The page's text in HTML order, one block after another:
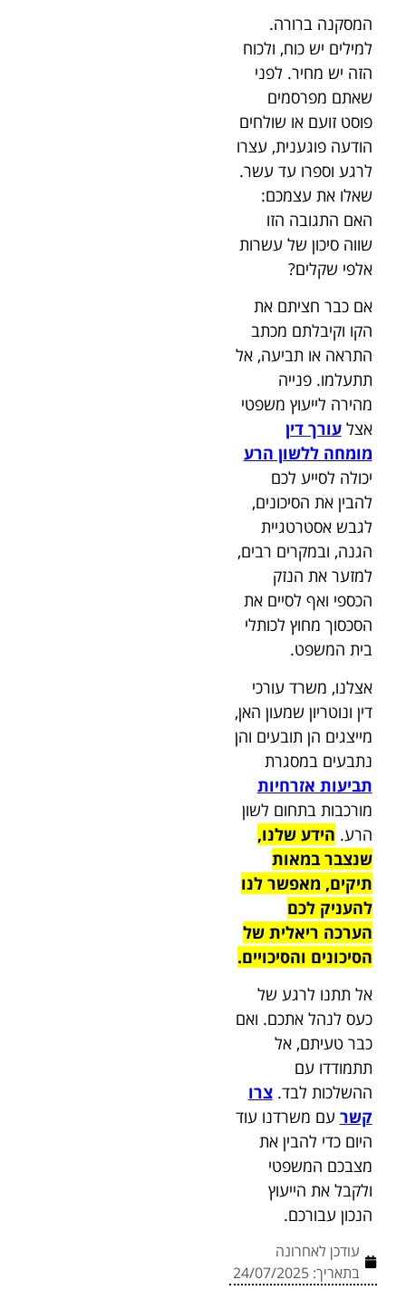
המסקנה ברורה.
למילים יש כוח, ולכוח
הזה יש מחיר. לפני
שאתם מפרסמים
פוסט זועם או שולחים
הודעה פוגענית, עצרו
לרגע וספרו עד עשר.
שאלו את עצמכם:
האם התגובה הזו
שווה סיכון של עשרות
אלפי שקלים?
אם כבר חציתם את
הקו וקיבלתם מכתב
התראה או תביעה, אל
תתעלמו. פנייה
מהירה לייעוץ משפטי
אצלעורך דין
מומחה ללשון הרע
יכולה לסייע לכם
להבין את הסיכונים,
לגבש אסטרטגיית
הגנה, ובמקרים רבים,
למזער את הנזק
הכספי ואף לסיים את
הסכסוך מחוץ לכותלי
בית המשפט.
אצלנו, משרד עורכי
דין ונוטריון שמעון האן,
מייצגים הן תובעים והן
נתבעים במסגרת
תביעות אזרחיות
מורכבות בתחום לשון
הרע. הידע שלנו,
שנצבר במאות
תיקים, מאפשר לנו
להעניק לכם
הערכה ריאלית של
הסיכונים והסיכויים.
אל תתנו לרגע של
כעס לנהל אתכם. ואם
כבר טעיתם, אל
תתמודדו עם
ההשלכות לבד.צרו
קשר עם משרדנו עוד
היום כדי להבין את
מצבכם המשפטי
ולקבל את הייעוץ
הנכון עבורכם.
עודכן לאחרונה
בתאריך: 24/07/2025